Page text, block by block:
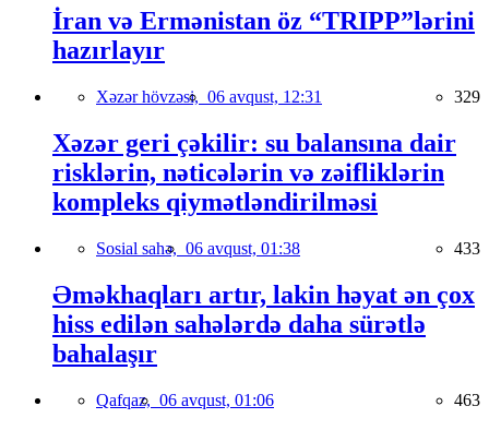
İran və Ermənistan öz “TRIPP”lərini
hazırlayır
Xəzər hövzəsi, 06 avqust, 12:31 329
Xəzər geri çəkilir: su balansına dair
risklərin, nəticələrin və zəifliklərin
kompleks qiymətləndirilməsi
Sosial sahə, 06 avqust, 01:38 433
Əməkhaqları artır, lakin həyat ən çox
hiss edilən sahələrdə daha sürətlə
bahalaşır
Qafqaz, 06 avqust, 01:06 463